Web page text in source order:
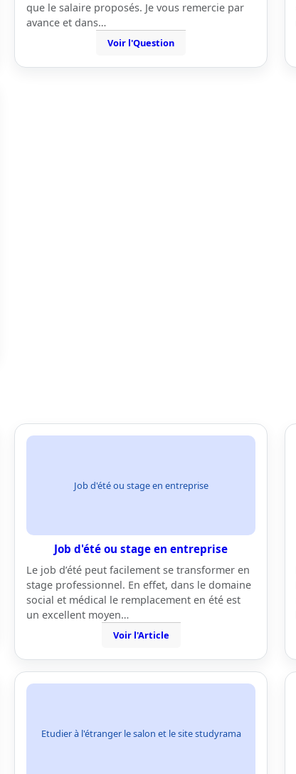
que le salaire proposés. Je vous remercie par
avance et dans…
Voir l'Question
Job d'été ou stage en entreprise
Job d'été ou stage en entreprise
Le job d’été peut facilement se transformer en
stage professionnel. En effet, dans le domaine
social et médical le remplacement en été est
un excellent moyen…
Voir l'Article
Etudier à l'étranger le salon et le site studyrama